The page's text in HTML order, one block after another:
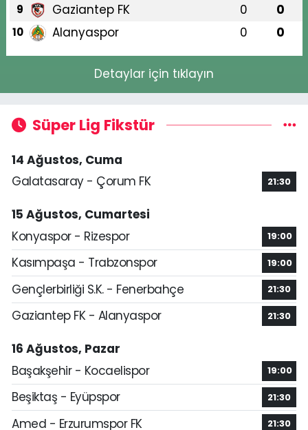
9 Gaziantep FK 0 0
10 Alanyaspor 0 0
Detaylar için tıklayın
Süper Lig Fikstür
14 Ağustos, Cuma
Galatasaray - Çorum FK
21:30
15 Ağustos, Cumartesi
Konyaspor - Rizespor
19:00
Kasımpaşa - Trabzonspor 19:00
Gençlerbirliği S.K. - Fenerbahçe 21:30
Gaziantep FK - Alanyaspor 21:30
16 Ağustos, Pazar
Başakşehir - Kocaelispor
19:00
Beşiktaş - Eyüpspor 21:30
Amed - Erzurumspor FK 21:30